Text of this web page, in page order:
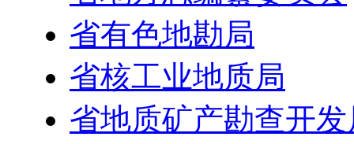
省有色地勘局
省核工业地质局
省地质矿产勘查开发